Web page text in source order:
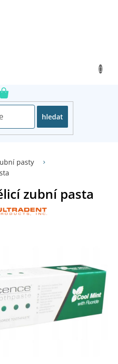
hledat
pasty
zubní pasta